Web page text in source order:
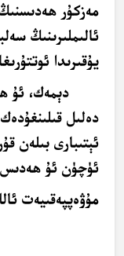
مەزكۇر
ئالىملىرىنىڭ
يۇقىرىدا
دېمەك، ئۇ
دەلىل
ئېتىبارى بىلەن
ئۈچۈن ئۇ ھەدىس
مۇۋەپپەقىيەت